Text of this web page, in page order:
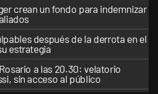
crean un fondo para indemnizar
después de la derrota en el
estrategia
a las 20.30: velatorio
sin acceso al público